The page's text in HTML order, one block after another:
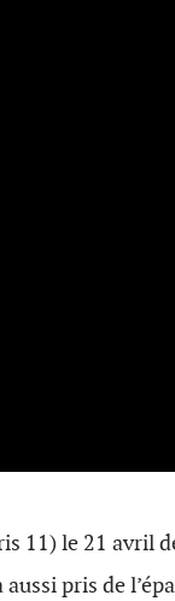
11) le 21 avril
pris de